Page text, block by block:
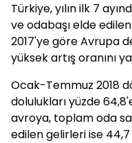
Türkiye, yılın ilk 7
ve odabaşı elde
2017'ye göre Avrupa
yüksek artış oranını
Ocak-Temmuz 2018
dolulukları yüzde
avroya, toplam oda
edilen gelirleri ise 44,7